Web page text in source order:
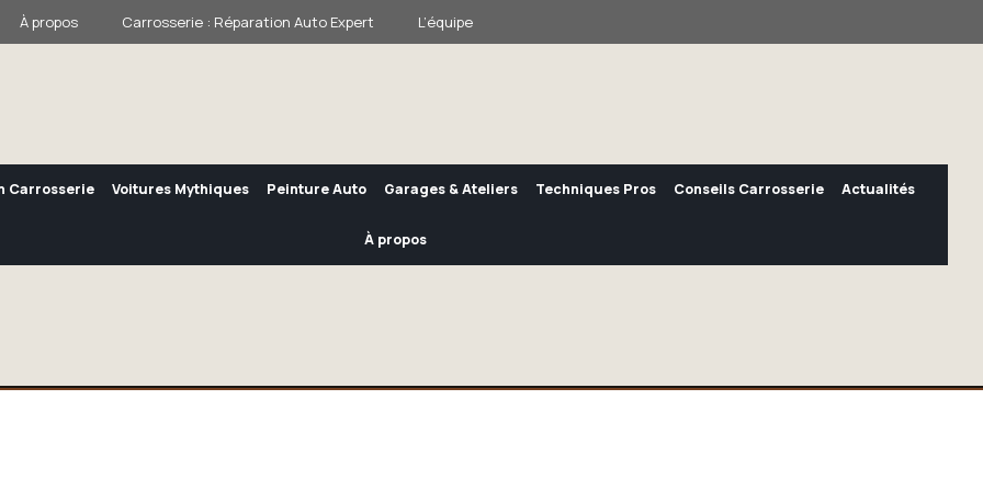
À propos Carrosserie : Réparation Auto Expert L’équipe
Carrosserie Voitures Mythiques Peinture Auto Garages & Ateliers Techniques Pros Conseils Carrosserie Actualités
À propos